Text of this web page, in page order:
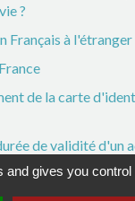
?
Français à l'étranger
de la carte
de validité d'un
and gives you